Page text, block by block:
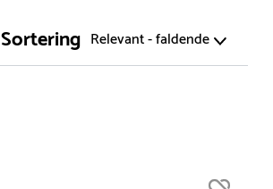
Sortering Relevant - faldende